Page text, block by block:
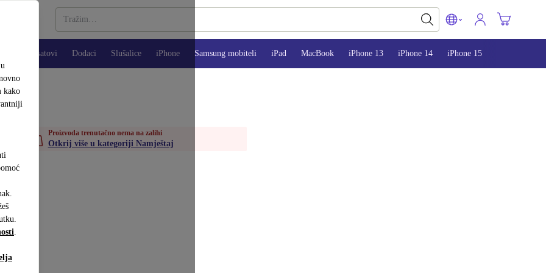
kako
.
Pametni satovi Dodaci Slušalice iPhone Samsung mobiteli iPad MacBook iPhone 13 iPhone 14 iPhone 15
Proizvoda trenutačno nema na zalihi
Otkrij više u kategoriji Namještaj